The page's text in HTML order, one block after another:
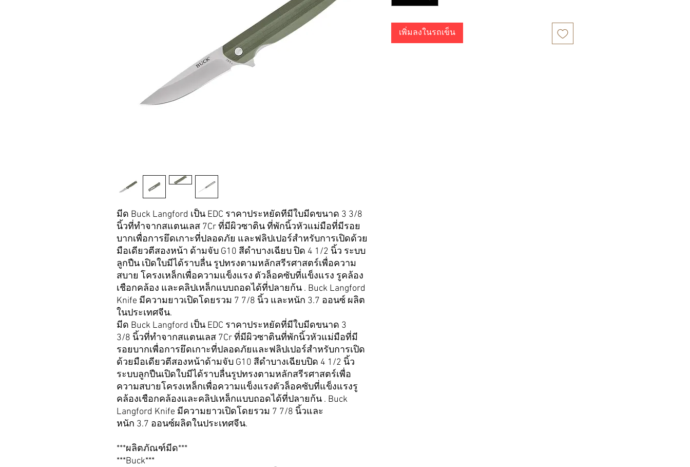
มีด Buck Langford เป็น EDC ราคาประหยัดที่มีใบมีดขนาด 3 3/8
นิ้วที่ทำจากสแตนเลส 7Cr ที่มีผิวซาติน ที่พักนิ้วหัวแม่มือที่มีรอย
บากเพื่อการยึดเกาะที่ปลอดภัย และฟลิปเปอร์สำหรับการเปิดด้วย
มือเดียวตีสองหน้า ด้ามจับ G10 สีดำบางเฉียบ ปิด 4 1/2 นิ้ว ระบบ
ลูกปืน เปิดใบมีได้ราบลื่น รูปทรงตามหลักสรีรศาสตร์เพื่อความ
สบาย โครงเหล็กเพื่อความแข็งแรง ตัวล็อคซับที่แข็งแรง รูคล้อง
เชือกคล้อง และคลิปเหล็กแบบถอดได้ที่ปลายก้น . Buck Langford
Knife มีความยาวเปิดโดยรวม 7 7/8 นิ้ว และหนัก 3.7 ออนซ์ ผลิต
ในประเทศจีน.
มีด Buck Langford เป็น EDC ราคาประหยัดที่มีใบมีดขนาด 3
3/8 นิ้วที่ทำจากสแตนเลส 7Cr ที่มีผิวซาตินที่พักนิ้วหัวแม่มือที่มี
รอยบากเพื่อการยึดเกาะที่ปลอดภัยและฟลิปเปอร์สำหรับการเปิด
ด้วยมือเดียวตีสองหน้าด้ามจับ G10 สีดำบางเฉียบปิด 4 1/2 นิ้ว
ระบบลูกปืนเปิดใบมีได้ราบลื่นรูปทรงตามหลักสรีรศาสตร์เพื่อ
ความสบายโครงเหล็กเพื่อความแข็งแรงตัวล็อคซับที่แข็งแรงรู
คล้องเชือกคล้องและคลิปเหล็กแบบถอดได้ที่ปลายก้น . Buck
Langford Knife มีความยาวเปิดโดยรวม 7 7/8 นิ้วและ
หนัก 3.7 ออนซ์ผลิตในประเทศจีน.
***ผลิตภัณฑ์มีด***
***Buck***
เพิ่มลงในรถเข็น